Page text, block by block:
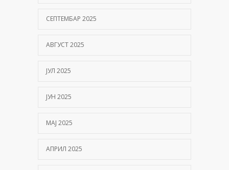
СЕПТЕМБАР 2025
АВГУСТ 2025
ЈУЛ 2025
ЈУН 2025
МАЈ 2025
АПРИЛ 2025